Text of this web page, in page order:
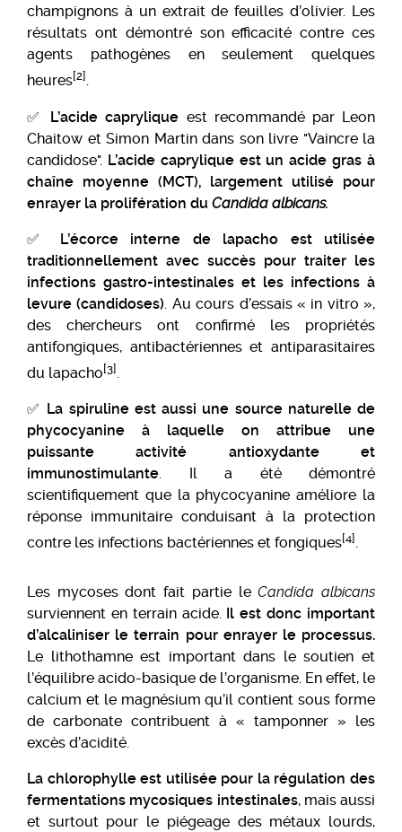
champignons à un extrait de feuilles d’olivier. Les
résultats ont démontré son efficacité contre ces
agents pathogènes en seulement quelques
heures[2] .
✅ L’acide caprylique est recommandé par Leon
Chaitow et Simon Martin dans son livre "Vaincre la
candidose". L’acide caprylique est un acide gras à
chaîne moyenne (MCT), largement utilisé pour
enrayer la prolifération du Candida albicans.
✅ L’écorce interne de lapacho est utilisée
traditionnellement avec succès pour traiter les
infections gastro-intestinales et les infections à
levure (candidoses) . Au cours d’essais « in vitro »,
des chercheurs ont confirmé les propriétés
antifongiques, antibactériennes et antiparasitaires
du lapacho[3].
✅ La spirulineest aussi une source naturelle de
phycocyanine à laquelle on attribue une
puissante activité antioxydante et
immunostimulante. Il a été démontré
scientifiquement que la phycocyanine améliore la
réponse immunitaire conduisant à la protection
contre les infections bactériennes et fongiques[4] .
Les mycoses dont fait partie leCandida albicans
surviennent en terrain acide. Il est donc important
d’alcaliniser le terrain pour enrayer le processus.
Le lithothamne est important dans le soutien et
l’équilibre acido-basique de l’organisme. En effet, le
calcium et le magnésium qu’il contient sous forme
de carbonate contribuent à « tamponner » les
excès d’acidité.
La chlorophylle est utilisée pour la régulation des
fermentations mycosiques intestinales, mais aussi
et surtout pour le piégeage des métaux lourds,